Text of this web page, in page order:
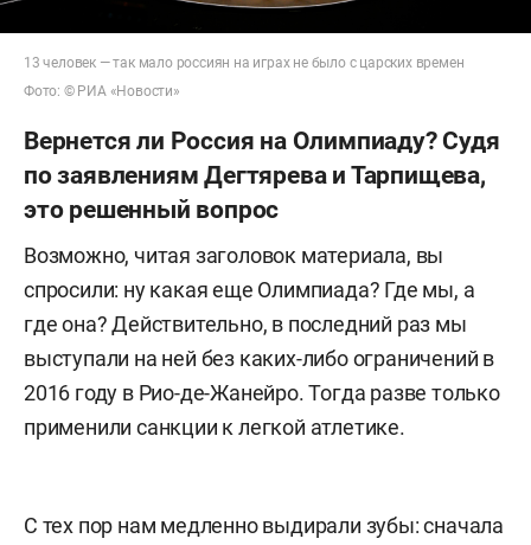
13 человек — так мало россиян на играх не было с царских времен
Фото: © РИА «Новости»
Вернется ли Россия на Олимпиаду? Судя
по заявлениям Дегтярева и Тарпищева,
это решенный вопрос
Возможно, читая заголовок материала, вы
спросили: ну какая еще Олимпиада? Где мы, а
где она? Действительно, в последний раз мы
выступали на ней без каких-либо ограничений в
2016 году в Рио-де-Жанейро. Тогда разве только
применили санкции к легкой атлетике.
С тех пор нам медленно выдирали зубы: сначала